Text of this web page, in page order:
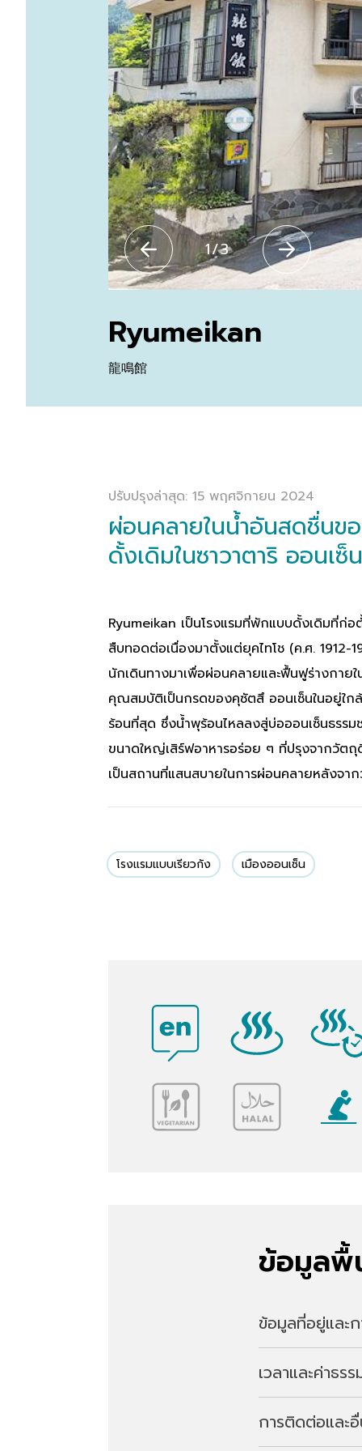
1/3
Ryumeikan
龍鳴館
ปรับปรุงล่าสุด: 15 พฤศจิกายน 2024
ผ่อนคลายในน้ำอันสดชื่นข
ดั้งเดิมในซาวาตาริ ออนเซ็น
Ryumeikan เป็นโรงแรมที่พักแบบดั้งเดิมที่ก่
สืบทอดต่อเนื่องมาตั้งแต่ยุคไทโช (ค.ศ. 1912-
นักเดินทางมาเพื่อผ่อนคลายและฟื้นฟูร่างกาย
คุณสมบัติเป็นกรดของคุซัตสึ ออนเซ็นในอยู่ใ
ร้อนที่สุด ซึ่งน้ำพุร้อนไหลลงสู่บ่อออนเซ็นธรร
ขนาดใหญ่เสิร์ฟอาหารอร่อย ๆ ที่ปรุงจากวัต
เป็นสถานที่แสนสบายในการผ่อนคลายหลังจา
โรงแรมแบบเรียวกัง เมืองออนเซ็น
ข้อมูลพื้
ข้อมูลที่อยู่และ
ที่อยู่
การเดินทาง
เวลาและค่าธร
เวลาเปิดบริการ
การติดต่อและ